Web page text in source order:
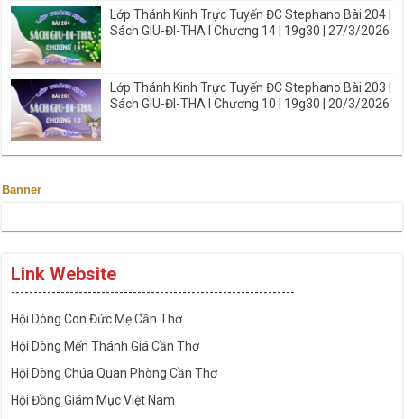
Lớp Thánh Kinh Trực Tuyến ĐC Stephano Bài 204 |
Sách GIU-ĐI-THA I Chương 14 | 19g30 | 27/3/2026
Lớp Thánh Kinh Trực Tuyến ĐC Stephano Bài 203 |
Sách GIU-ĐI-THA I Chương 10 | 19g30 | 20/3/2026
Banner
Link Website
---------------------------------------------------------------
Hội Dòng Con Đức Mẹ Cần Thơ
Hội Dòng Mến Thánh Giá Cần Thơ
Hội Dòng Chúa Quan Phòng Cần Thơ
Hội Đồng Giám Mục Việt Nam